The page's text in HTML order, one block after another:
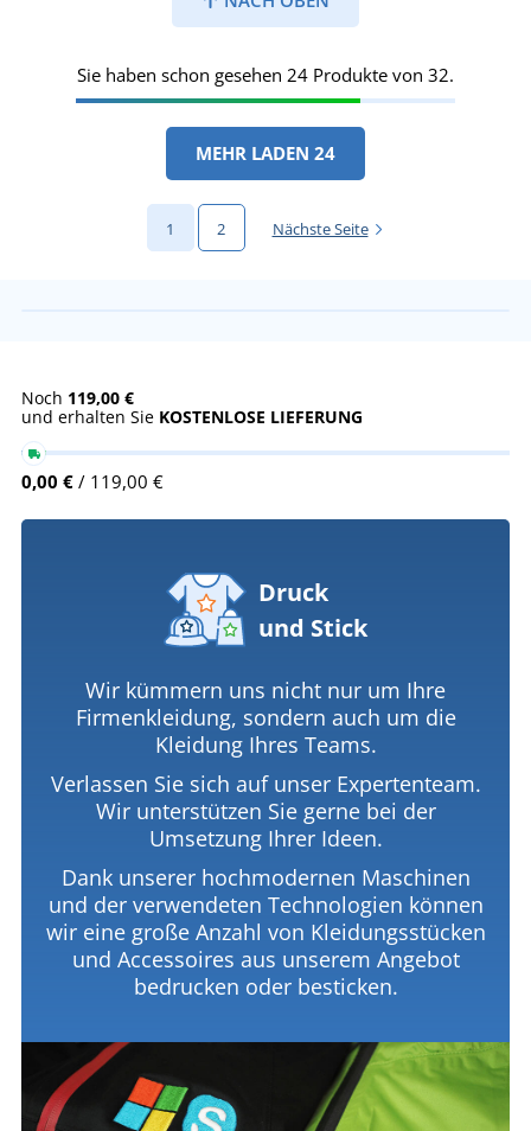
Sie haben schon gesehen 24 Produkte von 32.
MEHR LADEN 24
1 2 Nächste Seite
Noch 119,00 €
und erhalten Sie KOSTENLOSE LIEFERUNG
0,00 € / 119,00 €
Druck
und Stick
Wir kümmern uns nicht nur um Ihre
Firmenkleidung, sondern auch um die
Kleidung Ihres Teams.
Verlassen Sie sich auf unser Expertenteam.
Wir unterstützen Sie gerne bei der
Umsetzung Ihrer Ideen.
Dank unserer hochmodernen Maschinen
und der verwendeten Technologien können
wir eine große Anzahl von Kleidungsstücken
und Accessoires aus unserem Angebot
bedrucken oder besticken.